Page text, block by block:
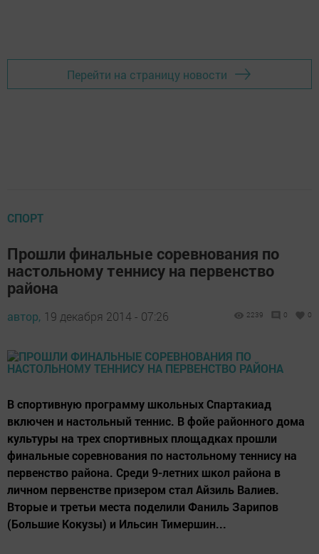
Перейти на страницу новости
СПОРТ
Прошли финальные соревнования по
настольному теннису на первенство
района
автор, 19 декабря 2014 - 07:26 2239 0 0
В спортивную программу школьных Спартакиад
включен и настольный теннис. В фойе районного дома
культуры на трех спортивных площадках прошли
финальные соревнования по настольному теннису на
первенство района. Среди 9-летних школ района в
личном первенстве призером стал Айзиль Валиев.
Вторые и третьи места поделили Фаниль Зарипов
(Большие Кокузы) и Ильсин Тимершин...